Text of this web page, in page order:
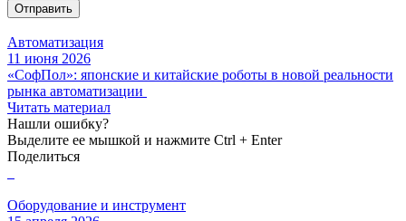
Отправить
Автоматизация
11 июня 2026
«СофПол»: японские и китайские роботы в новой реальности
рынка автоматизации
Читать материал
Нашли ошибку?
Выделите ее мышкой и нажмите Ctrl + Enter
Поделиться
Оборудование и инструмент